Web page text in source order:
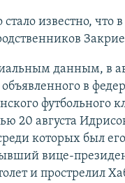
стало известно,
данным, в
объявленного в
20 августа
которых был
вице-
и прострелил